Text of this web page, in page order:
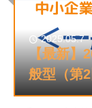
2025.05.7
【最新】
般型（第